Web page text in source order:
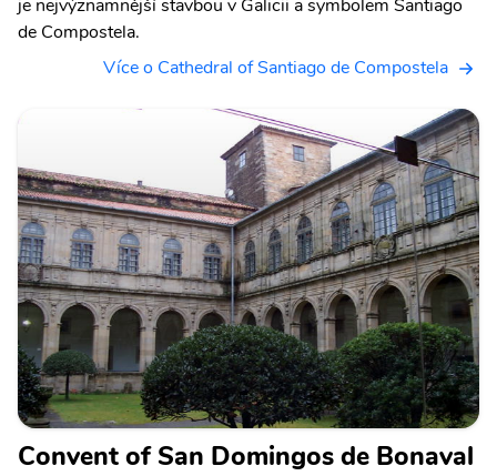
je nejvýznamnější stavbou v Galicii a symbolem Santiago
de Compostela.
Více o Cathedral of Santiago de Compostela
Convent of San Domingos de Bonaval